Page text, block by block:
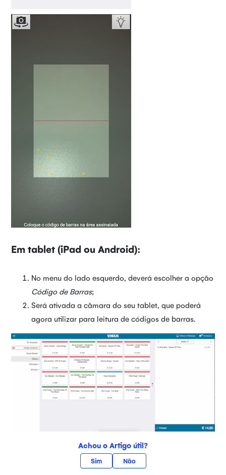
Em tablet (iPad ou Android):
No menu do lado esquerdo, deverá escolher a opção
Código de Barras;
Será ativada a câmara do seu tablet, que poderá
agora utilizar para leitura de códigos de barras.
Achou o Artigo útil?
Sim Não